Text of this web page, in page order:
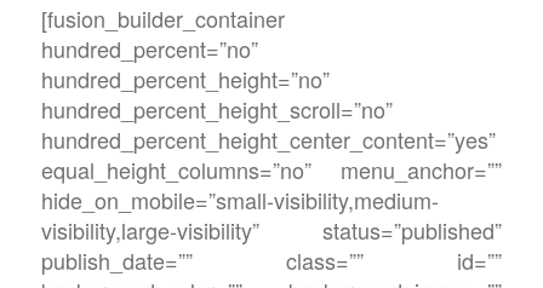
[fusion_builder_container
hundred_percent=”no”
hundred_percent_height=”no”
hundred_percent_height_scroll=”no”
hundred_percent_height_center_content=”yes”
equal_height_columns=”no” menu_anchor=””
hide_on_mobile=”small-visibility,medium-
visibility,large-visibility” status=”published”
publish_date=”” class=”” id=””